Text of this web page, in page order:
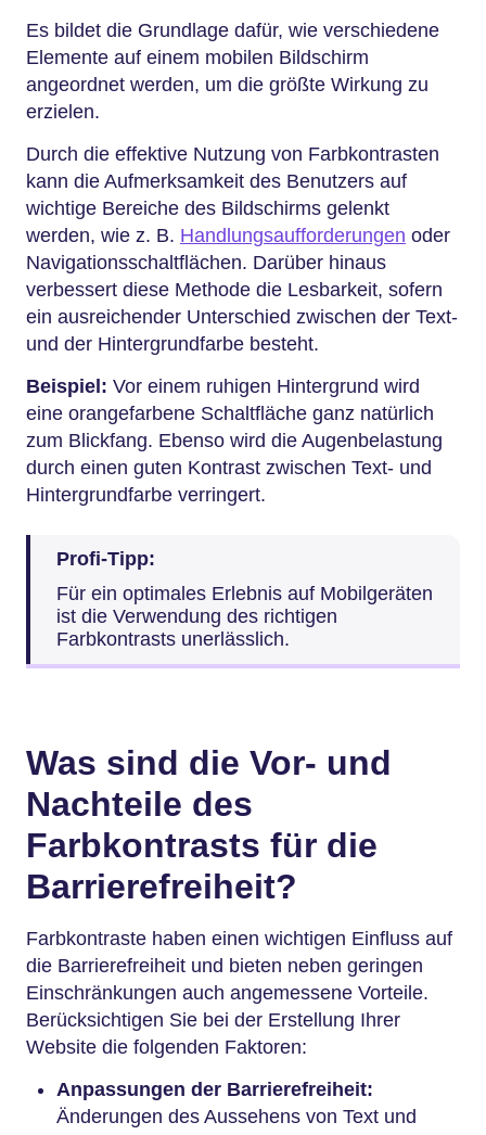
Es bildet die Grundlage dafür, wie verschiedene
Elemente auf einem mobilen Bildschirm
angeordnet werden, um die größte Wirkung zu
erzielen.
Durch die effektive Nutzung von Farbkontrasten
kann die Aufmerksamkeit des Benutzers auf
wichtige Bereiche des Bildschirms gelenkt
werden, wie z. B. Handlungsaufforderungen oder
Navigationsschaltflächen. Darüber hinaus
verbessert diese Methode die Lesbarkeit, sofern
ein ausreichender Unterschied zwischen der Text-
und der Hintergrundfarbe besteht.
Beispiel: Vor einem ruhigen Hintergrund wird
eine orangefarbene Schaltfläche ganz natürlich
zum Blickfang. Ebenso wird die Augenbelastung
durch einen guten Kontrast zwischen Text- und
Hintergrundfarbe verringert.
Profi-Tipp:
Für ein optimales Erlebnis auf Mobilgeräten
ist die Verwendung des richtigen
Farbkontrasts unerlässlich.
Was sind die Vor- und
Nachteile des
Farbkontrasts für die
Barrierefreiheit?
Farbkontraste haben einen wichtigen Einfluss auf
die Barrierefreiheit und bieten neben geringen
Einschränkungen auch angemessene Vorteile.
Berücksichtigen Sie bei der Erstellung Ihrer
Website die folgenden Faktoren:
Anpassungen der Barrierefreiheit:
Änderungen des Aussehens von Text und